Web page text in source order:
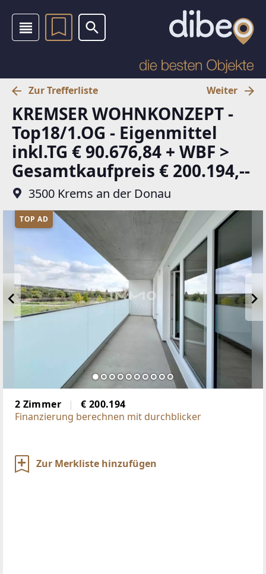
Zur Trefferliste Weiter
KREMSER WOHNKONZEPT -
Top18/1.OG - Eigenmittel
inkl.TG € 90.676,84 + WBF >
Gesamtkaufpreis € 200.194,--
3500 Krems an der Donau
TOP AD
2 Zimmer
€ 200.194
Finanzierung berechnen mit durchblicker
Zur Merkliste hinzufügen